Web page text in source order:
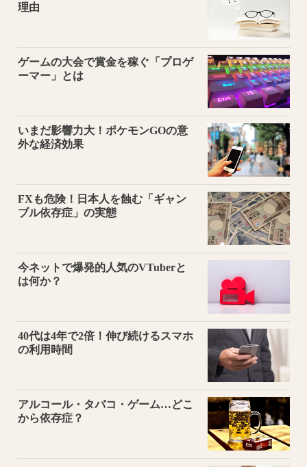
理由
ゲームの大会で賞金を稼ぐ「プロゲ
ーマー」とは
いまだ影響力大！ポケモンGOの意
外な経済効果
FXも危険！日本人を蝕む「ギャン
ブル依存症」の実態
今ネットで爆発的人気のVTuberと
は何か？
40代は4年で2倍！伸び続けるスマホ
の利用時間
アルコール・タバコ・ゲーム…どこ
から依存症？